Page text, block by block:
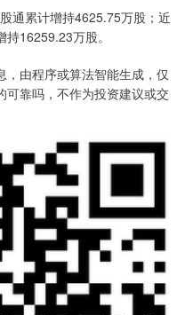
通累计增持4625.75万股；近
16259.23万股。
，由程序或算法智能生成，仅
可靠吗，不作为投资建议或交